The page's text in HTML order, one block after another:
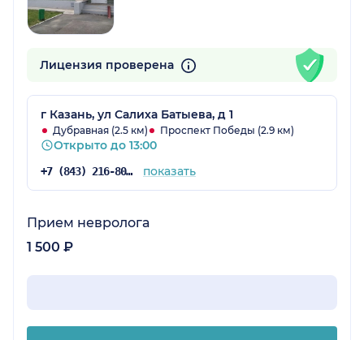
Лицензия проверена
г Казань, ул Салиха Батыева, д 1
Дубравная (2.5 км) Проспект Победы (2.9 км)
Открыто до 13:00
+7 (843) 216-80-18 показать
Прием невролога
1 500 ₽